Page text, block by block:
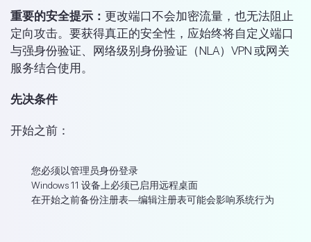
重要的安全提示： 更改端口不会加密流量，也无法阻止
定向攻击。要获得真正的安全性，应始终将自定义端口
与强身份验证、网络级别身份验证（NLA）VPN 或网关
服务结合使用。
先决条件
开始之前：
您必须以管理员身份登录
Windows 11 设备上必须已启用远程桌面
在开始之前备份注册表—编辑注册表可能会影响系统行为